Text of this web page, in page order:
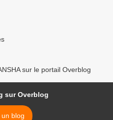
sur le portail Overblog
sur Overblog
blog